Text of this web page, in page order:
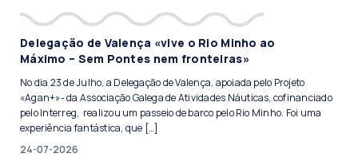
Delegação de Valença «vive o Rio Minho ao
Máximo – Sem Pontes nem fronteiras»
No dia 23 de Julho, a Delegação de Valença, apoiada pelo Projeto
«Agan+»- da Associação Galega de Atividades Náuticas, cofinanciado
pelo Interreg, realizou um passeio de barco pelo Rio Minho. Foi uma
experiência fantástica, que […]
24-07-2026